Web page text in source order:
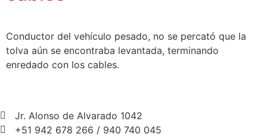
Conductor del vehículo pesado, no se percató que la
tolva aún se encontraba levantada, terminando
enredado con los cables.
Jr. Alonso de Alvarado 1042
+51 942 678 266 / 940 740 045